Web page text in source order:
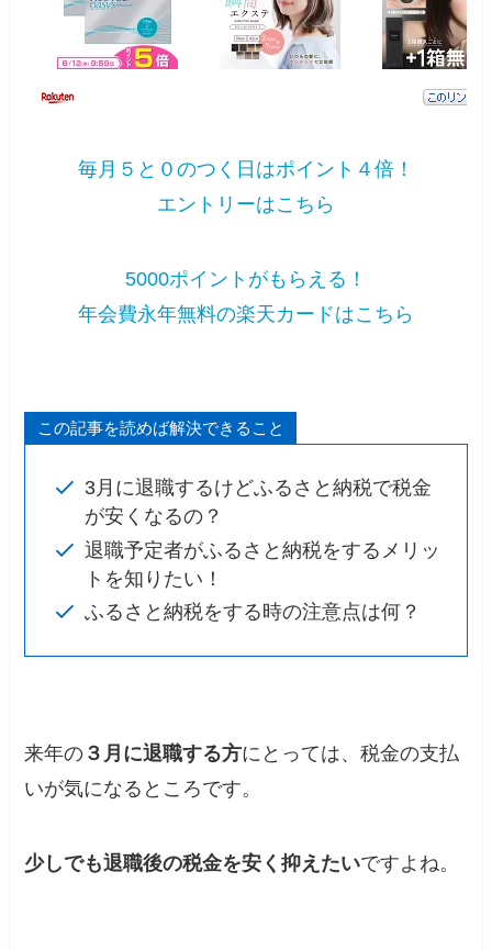
毎月５と０のつく日はポイント４倍！
エントリーはこちら
5000ポイントがもらえる！
年会費永年無料の楽天カードはこちら
この記事を読めば解決できること
3月に退職するけどふるさと納税で税金
が安くなるの？
退職予定者がふるさと納税をするメリッ
トを知りたい！
ふるさと納税をする時の注意点は何？
来年の ３月に退職する方にとっては、税金の支払
いが気になるところです。
少しでも退職後の税金を安く抑えたいですよね。